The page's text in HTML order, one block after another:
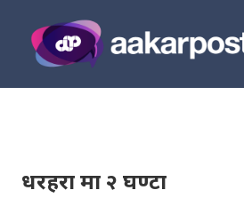
धरहरा मा २ घण्टा